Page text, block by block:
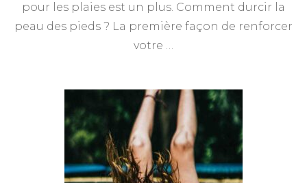
pour les plaies est un plus. Comment durcir la
peau des pieds ? La première façon de renforcer
votre …